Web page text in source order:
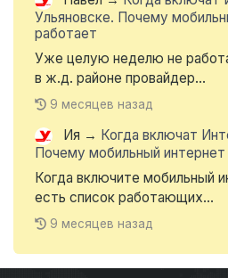
Ульяновске. Почему
работает
Уже целую неделю не
в ж.д. районе провайдер...
9 месяцев назад
Ия → Когда включат
Почему мобильный
Когда включите мобильный
есть список работающих...
9 месяцев назад